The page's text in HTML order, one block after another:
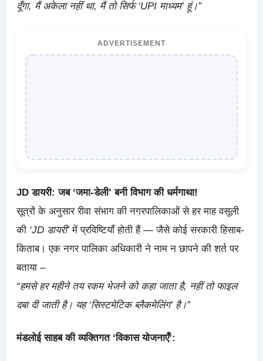
दूँगा, मैं अकेला नहीं था, मैं तो सिर्फ ‘UPI माध्यम’ हूं।”
ADVERTISEMENT
JD डायरी: जब ‘जमा-डेली’ बनी विभाग की धर्मगाथा!
सूत्रों के अनुसार रीवा संभाग की नगरपालिकाओं से हर माह वसूली
की ‘JD डायरी’ में प्रविष्टियाँ होती हैं — जैसे कोई सरकारी हिसाब-
किताब। एक नगर पालिका अधिकारी ने नाम न छापने की शर्त पर
बताया –
“हमसे हर महीने तय रकम भेजने को कहा जाता है, नहीं तो फाइल
दबा दी जाती है। यह ‘सिस्टमेटिक ब्लैकमेलिंग’ है।”
मंडलोई साहब की व्यक्तिगत ‘विकास योजनाएँ’: